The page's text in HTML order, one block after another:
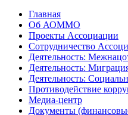
Главная
Об АОММО
Проекты Ассоциации
Сотрудничество
Деятельность:
Деятельность:
Деятельность:
Противодействие
Медиа-центр
Документы